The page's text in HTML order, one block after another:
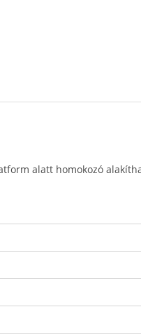
alatt homokozó